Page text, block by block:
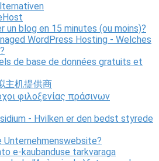
un blog en 15 minutes (ou moins)?
WordPress Hosting - Welches
de base de données gratuits et
主机提供商
φιλοξενίας πράσινων
- Hvilken er den bedst styrede
Unternehmenswebsite?
e-kaubanduse tarkvaraga